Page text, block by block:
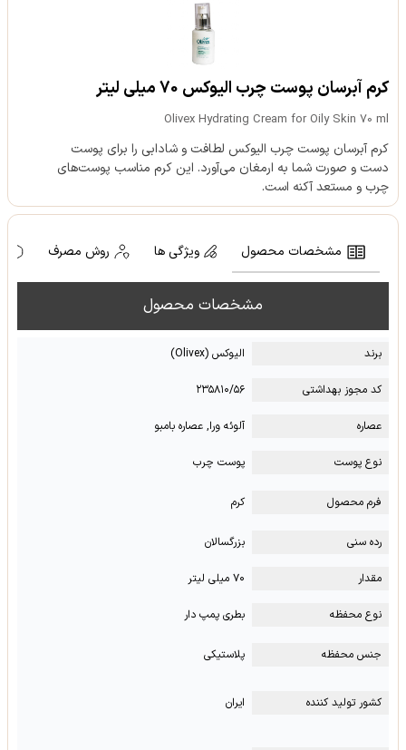
کرم آبرسان پوست چرب الیوکس 70 میلی لیتر
Olivex Hydrating Cream for Oily Skin 70 ml
کرم آبرسان پوست چرب الیوکس لطافت و شادابی را برای پوست
دست و صورت شما به ارمغان می‌آورد. این کرم مناسب پوست‌های
چرب و مستعد آکنه است.
مشخصات محصول ویژگی ها روش مصرف
مشخصات محصول
برند الیوکس (Olivex)
کد مجوز بهداشتی ۲۳۵۸۱۰/۵۶
عصاره آلوئه ورا, عصاره بامبو
نوع پوست پوست چرب
فرم محصول کرم
رده سنی بزرگسالان
مقدار ۷۰ میلی لیتر
نوع محفظه بطری پمپ دار
جنس محفظه پلاستیکی
کشور تولید کننده ایران